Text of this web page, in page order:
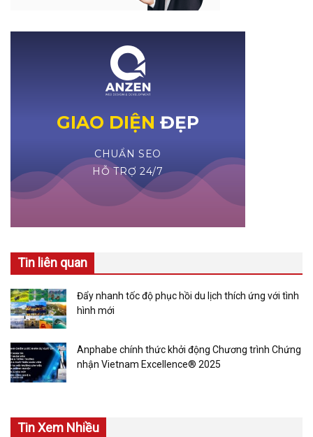
Tin liên quan
Đẩy nhanh tốc độ phục hồi du lịch thích ứng với tình
hình mới
Anphabe chính thức khởi động Chương trình Chứng
nhận Vietnam Excellence® 2025
Tin Xem Nhiều